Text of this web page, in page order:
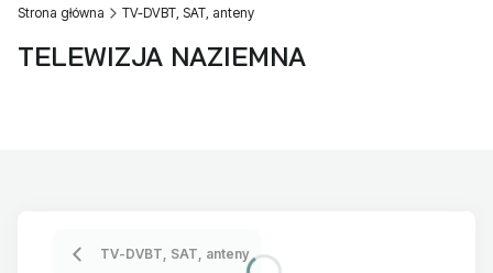
Strona główna TV-DVBT, SAT, anteny
TELEWIZJA NAZIEMNA
TV-DVBT, SAT, anteny